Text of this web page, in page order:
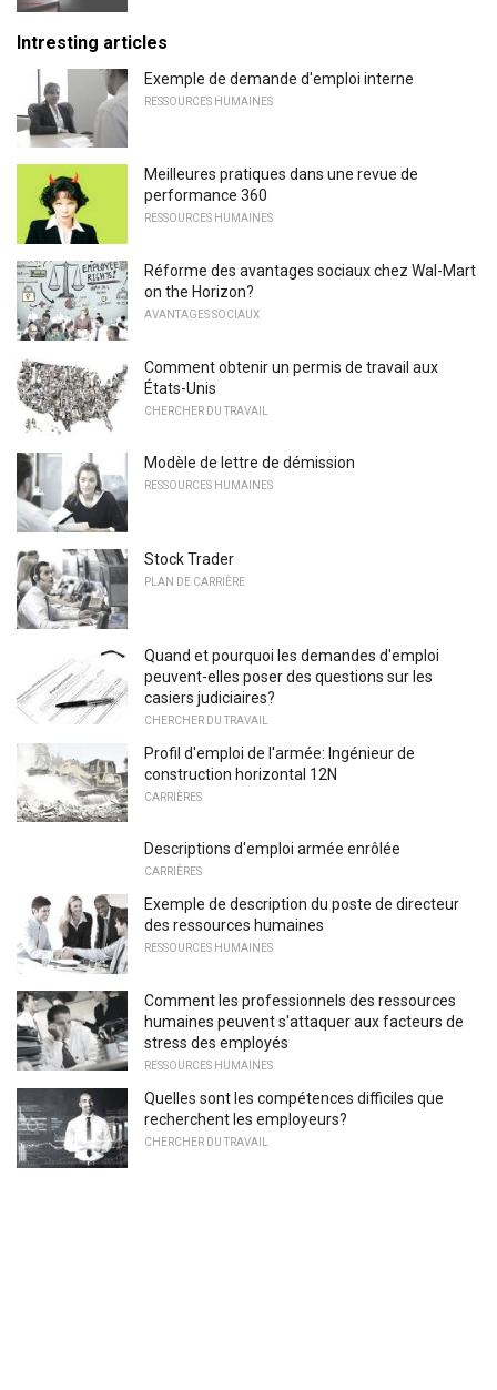
Intresting articles
Exemple de demande d'emploi interne
RESSOURCES HUMAINES
Meilleures pratiques dans une revue de
performance 360
RESSOURCES HUMAINES
Réforme des avantages sociaux chez Wal-Mart
on the Horizon?
AVANTAGES SOCIAUX
Comment obtenir un permis de travail aux
États-Unis
CHERCHER DU TRAVAIL
Modèle de lettre de démission
RESSOURCES HUMAINES
Stock Trader
PLAN DE CARRIÈRE
Quand et pourquoi les demandes d'emploi
peuvent-elles poser des questions sur les
casiers judiciaires?
CHERCHER DU TRAVAIL
Profil d'emploi de l'armée: Ingénieur de
construction horizontal 12N
CARRIÈRES
Descriptions d'emploi armée enrôlée
CARRIÈRES
Exemple de description du poste de directeur
des ressources humaines
RESSOURCES HUMAINES
Comment les professionnels des ressources
humaines peuvent s'attaquer aux facteurs de
stress des employés
RESSOURCES HUMAINES
Quelles sont les compétences difficiles que
recherchent les employeurs?
CHERCHER DU TRAVAIL